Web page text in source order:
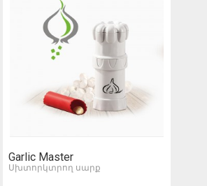
Garlic Master
Սխտորկտրող սարք